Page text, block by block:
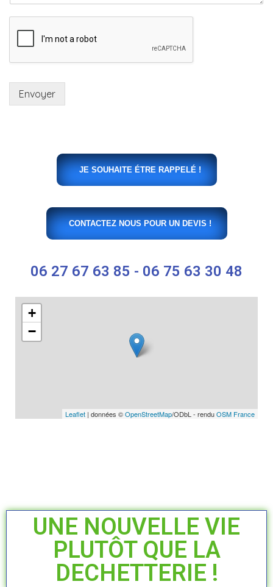
Envoyer
JE SOUHAITE ÉTRE RAPPELÉ !
CONTACTEZ NOUS POUR UN DEVIS !
06 27 67 63 85 - 06 75 63 30 48
+
−
Leaflet | données ©OpenStreetMap/ODbL - renduOSM France
UNE NOUVELLE VIE
PLUTÔT QUE LA
DECHETTERIE !